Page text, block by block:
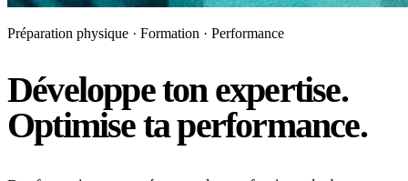
Préparation physique · Formation · Performance
Développe ton expertise.
Optimise ta performance.